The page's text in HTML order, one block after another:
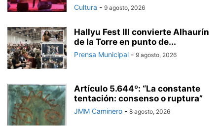
Cultura - 9 agosto, 2026
Hallyu Fest III convierte Alhaurín
de la Torre en punto de...
Prensa Municipal - 9 agosto, 2026
Artículo 5.644º: “La constante
tentación: consenso o ruptura”
JMM Caminero - 8 agosto, 2026